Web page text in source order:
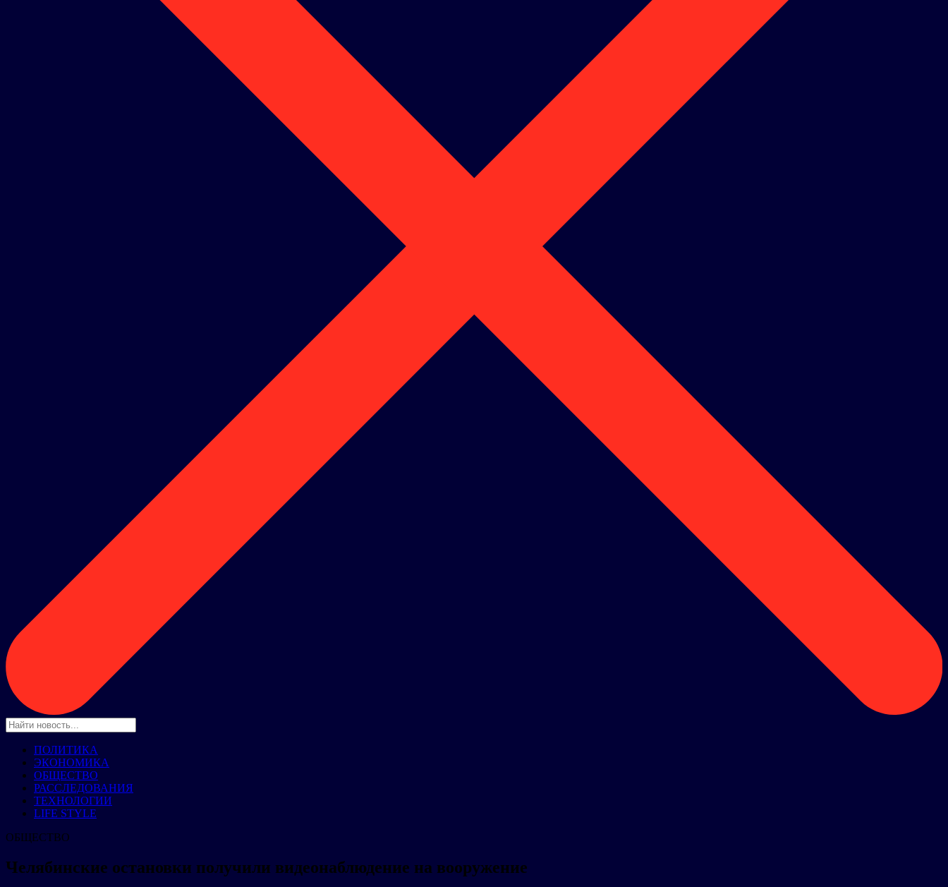
ПОЛИТИКА
ЭКОНОМИКА
ОБЩЕСТВО
РАССЛЕДОВАНИЯ
ТЕХНОЛОГИИ
LIFE STYLE
ОБЩЕСТВО
Челябинские остановки получили видеонаблюдение на вооружение